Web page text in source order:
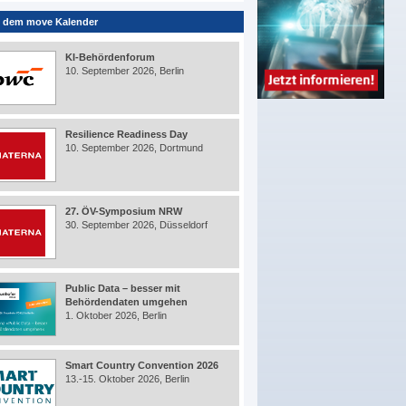
dem move Kalender
KI-Behördenforum
10. September 2026, Berlin
Resilience Readiness Day
10. September 2026, Dortmund
27. ÖV-Symposium NRW
30. September 2026, Düsseldorf
Public Data – besser mit
Behördendaten umgehen
1. Oktober 2026, Berlin
Smart Country Convention 2026
13.-15. Oktober 2026, Berlin